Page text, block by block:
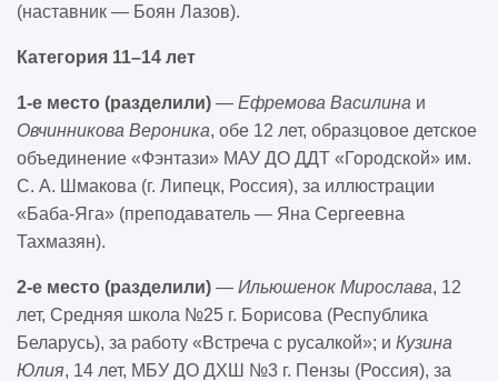
(наставник — Боян Лазов).
Категория 11–14 лет
1-е место (разделили) — Ефремова Василина и
Овчинникова Вероника, обе 12 лет, образцовое детское
объединение «Фэнтази» МАУ ДО ДДТ «Городской» им.
С. А. Шмакова (г. Липецк, Россия), за иллюстрации
«Баба-Яга» (преподаватель — Яна Сергеевна
Тахмазян).
2-е место (разделили) — Ильюшенок Мирослава, 12
лет, Средняя школа №25 г. Борисова (Республика
Беларусь), за работу «Встреча с русалкой»; и Кузина
Юлия, 14 лет, МБУ ДО ДХШ №3 г. Пензы (Россия), за